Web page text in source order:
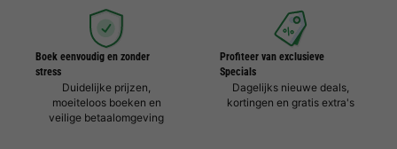
Boek eenvoudig en zonder
stress
Duidelijke prijzen,
moeiteloos boeken en
veilige betaalomgeving
Profiteer van exclusieve
Specials
Dagelijks nieuwe deals,
kortingen en gratis extra's